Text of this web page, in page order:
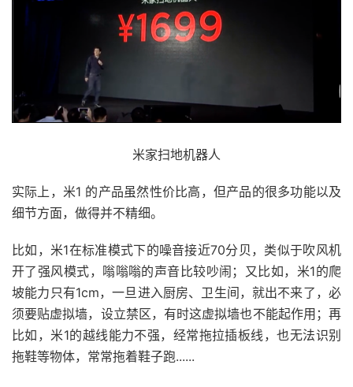
米家扫地机器人
实际上，米1 的产品虽然性价比高，但产品的很多功能以及
细节方面，做得并不精细。
比如，米1在标准模式下的噪音接近70分贝，类似于吹风机
开了强风模式，嗡嗡嗡的声音比较吵闹；又比如，米1的爬
坡能力只有1cm，一旦进入厨房、卫生间，就出不来了，必
须要贴虚拟墙，设立禁区，有时这虚拟墙也不能起作用；再
比如，米1的越线能力不强，经常拖拉插板线，也无法识别
拖鞋等物体，常常拖着鞋子跑......